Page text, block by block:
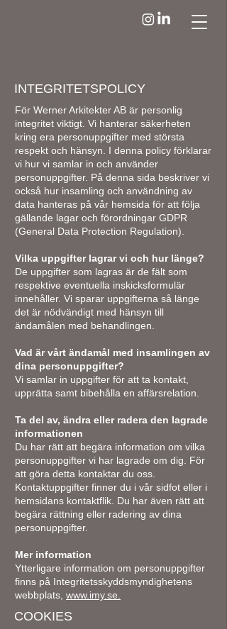
INTEGRITETSPOLICY
För Werner Arkitekter AB är personlig
integritet viktigt. Vi hanterar säkerheten
kring era personuppgifter med största
respekt och hänsyn. I denna policy förklarar
vi hur vi samlar in och använder
personuppgifter. På denna sida beskriver vi
också hur insamling och användning av
data hanteras på vår hemsida för att följa
gällande lagar och förordningar GDPR
(General Data Protection Regulation).
Vilka uppgifter lagrar vi och hur länge?
De uppgifter som lagras är de fält som
respektive eventuella inskicksformulär
innehåller. Vi sparar uppgifterna så länge
det är nödvändigt med hänsyn till
ändamålen med behandlingen.
Vad är vårt ändamål med insamlingen av
dina personuppgifter?
Vi samlar in uppgifter för att ta kontakt,
upprätta samt bibehålla en affärsrelation.
Ta del av, ändra eller radera den lagrade
informationen
Du har rätt att begära information om vilka
personuppgifter vi har lagrade om dig. För
att göra detta kontaktar du oss.
Kontaktuppgifter finner du i vår sidfot eller i
hemsidans kontaktflik. Du har även rätt att
begära rättning eller radering av dina
personuppgifter.
Mer information
Ytterligare information om personuppgifter
finns på Integritetsskyddsmyndighetens
webbplats, www.imy.se.
COOKIES